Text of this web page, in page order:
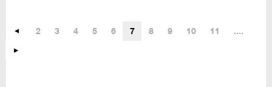
2 3 4 5 6 7 8 9 10 11 ....